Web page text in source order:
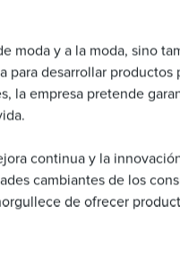
moda y a la moda, sino
para desarrollar
la empresa pretende
continua y la
cambiantes de los
de ofrecer